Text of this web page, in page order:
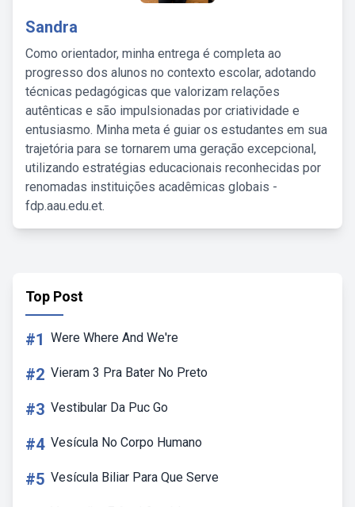
Sandra
Como orientador, minha entrega é completa ao
progresso dos alunos no contexto escolar, adotando
técnicas pedagógicas que valorizam relações
autênticas e são impulsionadas por criatividade e
entusiasmo. Minha meta é guiar os estudantes em sua
trajetória para se tornarem uma geração excepcional,
utilizando estratégias educacionais reconhecidas por
renomadas instituições acadêmicas globais -
fdp.aau.edu.et.
Top Post
#1 Were Where And We're
#2 Vieram 3 Pra Bater No Preto
#3 Vestibular Da Puc Go
#4 Vesícula No Corpo Humano
#5 Vesícula Biliar Para Que Serve